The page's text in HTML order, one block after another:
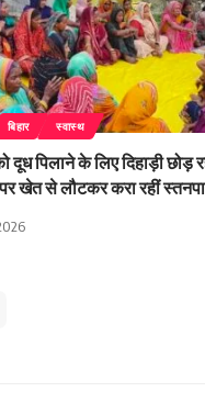
बिहार स्वास्थ
दूध पिलाने के लिए दिहाड़ी छोड़
खेत से लौटकर करा रहीं